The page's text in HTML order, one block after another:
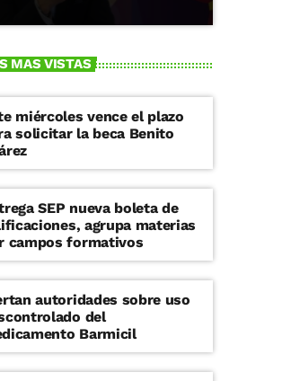
MAS VISTAS
miércoles vence el plazo
solicitar la beca Benito
SEP nueva boleta de
agrupa materias
campos formativos
autoridades sobre uso
del
Barmicil